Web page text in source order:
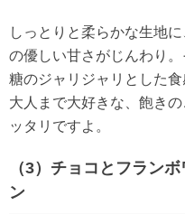
しっとりと柔らかな生地
の優しい甘さがじんわり
糖のジャリジャリとした
大人まで大好きな、飽き
ッタリですよ。
（3）チョコとフラン
ン